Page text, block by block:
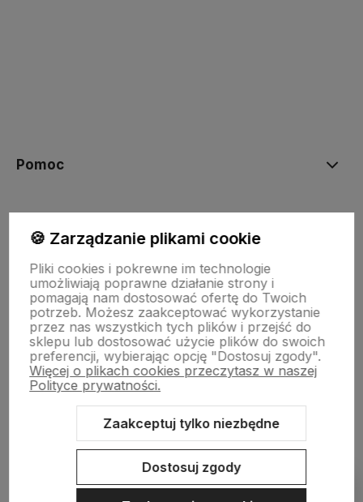
Pomoc
Płatności i dostawa
Informacje
O nas
Sklep internetowy Shoper.pl Szablon Shoper Modern 3.0™
GrowCommerce
🍪 Zarządzanie plikami cookie
Pliki cookies i pokrewne im technologie
umożliwiają poprawne działanie strony i
pomagają nam dostosować ofertę do Twoich
potrzeb. Możesz zaakceptować wykorzystanie
przez nas wszystkich tych plików i przejść do
sklepu lub dostosować użycie plików do swoich
preferencji, wybierając opcję "Dostosuj zgody".
Więcej o plikach cookies przeczytasz w naszej
Polityce prywatności.
Zaakceptuj tylko niezbędne
Dostosuj zgody